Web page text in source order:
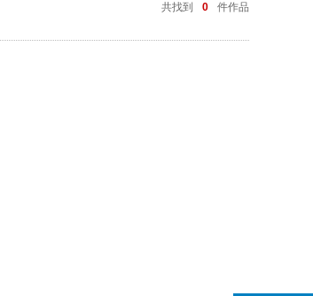
共找到 0 件作品